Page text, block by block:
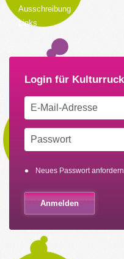
Ausschreibung
Links
Neues Passwort anfordern